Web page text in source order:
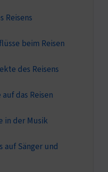
Reisens
beim Reisen
des Reisens
das Reisen
in der Musik
auf Sänger und